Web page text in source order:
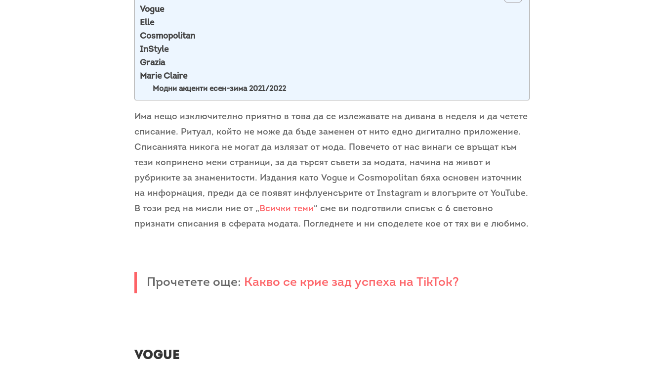
Vogue
Elle
Cosmopolitan
InStyle
Grazia
Marie Claire
Модни акценти есен-зима 2021/2022
Има нещо изключително приятно в това да се излежавате на дивана в неделя и да четете
списание. Ритуал, който не може да бъде заменен от нито едно дигитално приложение.
Списанията никога не могат да излязат от мода. Повечето от нас винаги се връщат към
тези копринено меки страници, за да търсят съвети за модата, начина на живот и
рубриките за знаменитости. Издания като Vogue и Cosmopolitan бяха основен източник
на информация, преди да се появят инфлуенсърите от Instagram и влогърите от YouTube.
В този ред на мисли ние от „Всички теми“ сме ви подготвили списък с 6 световно
признати списания в сферата модата. Погледнете и ни споделете кое от тях ви е любимо.
Прочетете още: Какво се крие зад успеха на TikTok?
Vogue